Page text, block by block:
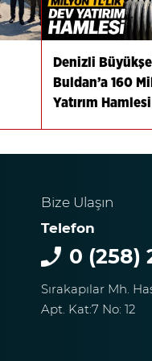
Denizli
Buldan’a 160
Yatırım Hamlesi
Bize Ulaşın
Telefon
0 (258)
Sırakapılar Mh.
Apt. Kat:7 No: 12